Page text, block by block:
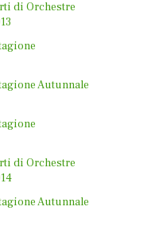
di Orchestre
Autunnale
di Orchestre
Autunnale